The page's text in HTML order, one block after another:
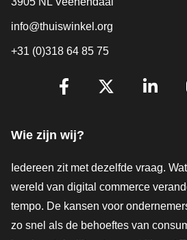
info@thuiswinkel.org
+31 (0)318 64 85 75
Volg je ons al?
Wie zijn wij?
Iedereen zit met dezelfde vraag.
wereld van digital commerce
tempo. De kansen voor
zo snel als de behoeftes van